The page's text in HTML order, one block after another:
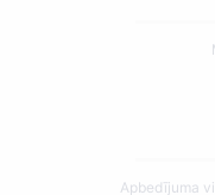
Apbedījuma